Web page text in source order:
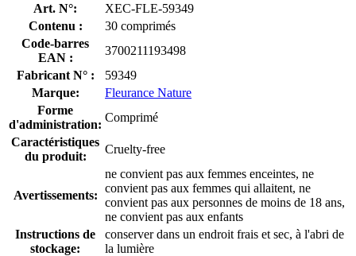
Art. N°:
XEC-FLE-59349
Contenu :
30 comprimés
Code-barres
EAN :
3700211193498
Fabricant N° :
59349
Marque:
Fleurance Nature
Forme
d'administration:
Comprimé
Caractéristiques
du produit:
Cruelty-free
Avertissements:
ne convient pas aux femmes enceintes, ne
convient pas aux femmes qui allaitent, ne
convient pas aux personnes de moins de 18 ans,
ne convient pas aux enfants
Instructions de
stockage:
conserver dans un endroit frais et sec, à l'abri de
la lumière